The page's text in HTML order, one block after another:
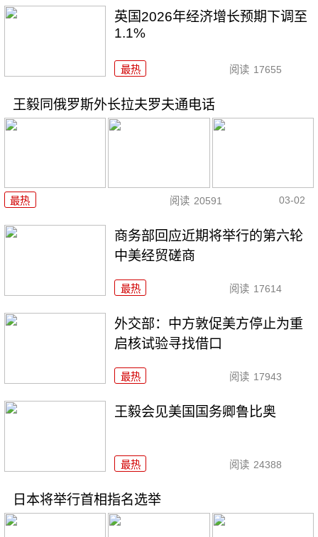
英国2026年经济增长预期下调至
1.1%
最热 阅读 17655
王毅同俄罗斯外长拉夫罗夫通电话
最热 阅读 20591 03-02
商务部回应近期将举行的第六轮
中美经贸磋商
最热 阅读 17614
外交部：中方敦促美方停止为重
启核试验寻找借口
最热 阅读 17943
王毅会见美国国务卿鲁比奥
最热 阅读 24388
日本将举行首相指名选举